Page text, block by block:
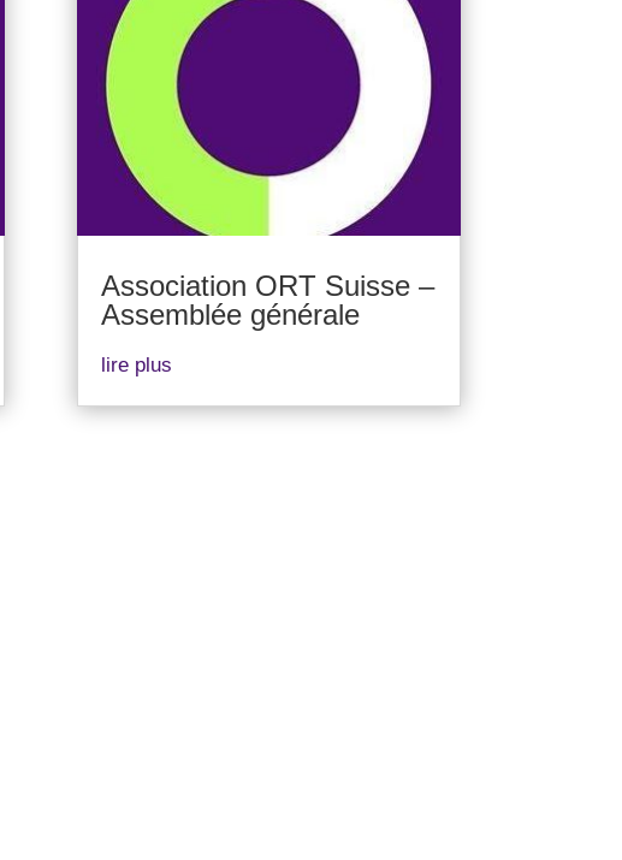
Association ORT Suisse –
Assemblée générale
lire plus